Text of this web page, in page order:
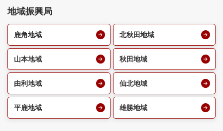
地域振興局
鹿角地域 北秋田地域
山本地域 秋田地域
由利地域 仙北地域
平鹿地域 雄勝地域